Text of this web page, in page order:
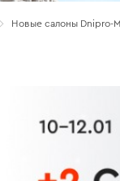
Новые салоны Dnipro-